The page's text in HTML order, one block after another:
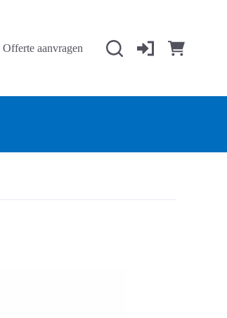
Offerte aanvragen